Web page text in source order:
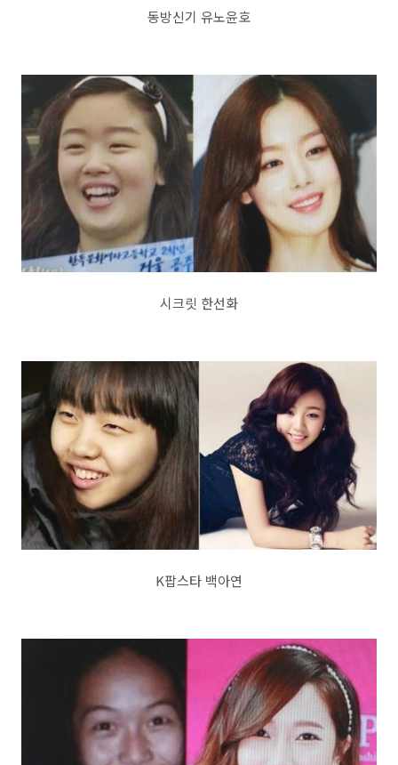
동방신기 유노윤호
시크릿 한선화
K팝스타 백아연